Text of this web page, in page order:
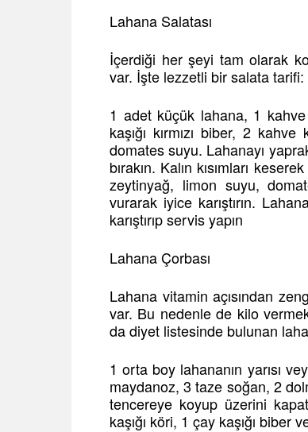
Lahana Salatası
İçerdiği her şeyi tam olarak
var. İşte lezzetli bir salata tarifi:
1 adet küçük lahana, 1 kahve
kaşığı kırmızı biber, 2
domates suyu. Lahanayı
bırakın. Kalın kısımları
zeytinyağ, limon suyu,
vurarak iyice karıştırın.
karıştırıp servis yapın
Lahana Çorbası
Lahana vitamin açısından
var. Bu nedenle de kilo
da diyet listesinde bulunan
1 orta boy lahananın yarısı
maydanoz, 3 taze soğan, 2
tencereye koyup üzerini
kaşığı köri, 1 çay kaşığı